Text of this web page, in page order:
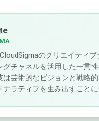
のクリエイティ
グチャネルを活用した一貫
は芸術的なビジョンと戦略
ナラティブを生み出すこと